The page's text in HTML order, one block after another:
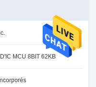
MCU 8BIT 62KB